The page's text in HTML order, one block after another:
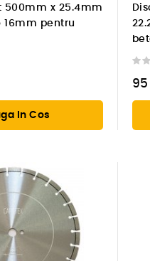
500mm x 25.4mm
16mm pentru
In Cos
95